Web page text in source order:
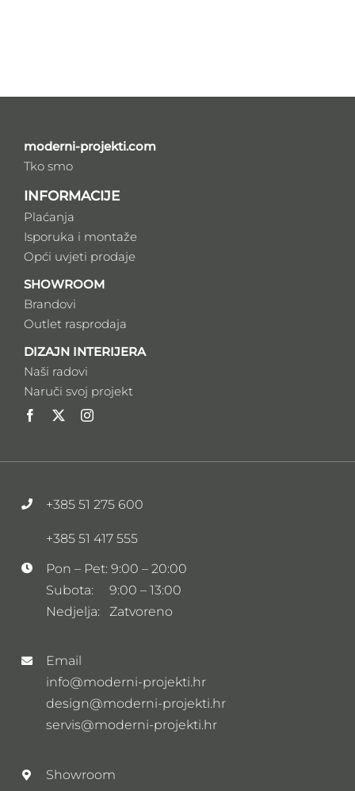
moderni-projekti.com
Tko smo
INFORMACIJE
Plaćanja
Isporuka i montaže
Opći uvjeti prodaje
SHOWROOM
Brandovi
Outlet rasprodaja
DIZAJN INTERIJERA
Naši radovi
Naruči svoj projekt
+385 51 275 600
+385 51 417 555
Pon – Pet: 9:00 – 20:00
Subota: 9:00 – 13:00
Nedjelja: Zatvoreno
Email
info@moderni-projekti.hr
design@moderni-projekti.hr
servis@moderni-projekti.hr
Showroom